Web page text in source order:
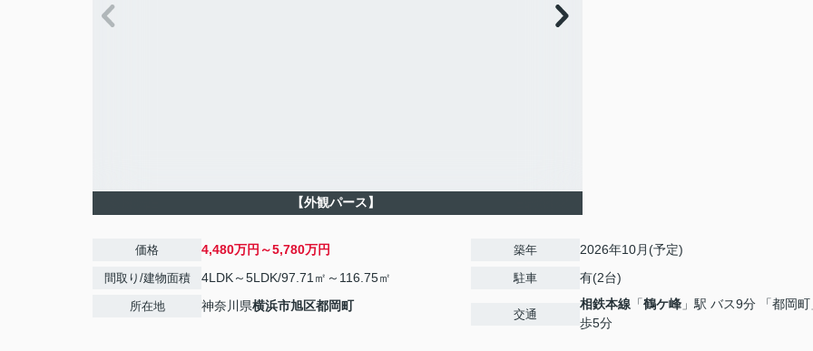
【外観パース】
価格 4,480万円～5,780万円
間取り/建物面積 4LDK～5LDK/97.71㎡～116.75㎡
所在地 神奈川県横浜市旭区都岡町
築年 2026年10月(予定)
駐車 有(2台)
交通
相鉄本線 「鶴ケ峰 」駅 バス9分 「都岡
歩5分